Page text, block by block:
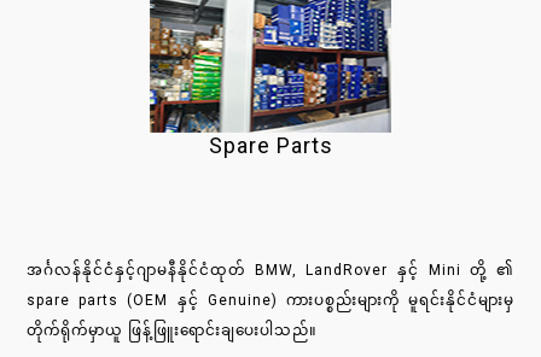
Spare Parts
အင်္ဂလန်နိုင်ငံနှင့်ဂျာမနီနိုင်ငံထုတ် BMW, LandRover နှင့် Mini တို့ ၏
spare parts (OEM နှင့် Genuine) ကားပစ္စည်းများကို မူရင်းနိုင်ငံများမှ
တိုက်ရိုက်မှာယူ ဖြန့်ဖြူးရောင်းချပေးပါသည်။